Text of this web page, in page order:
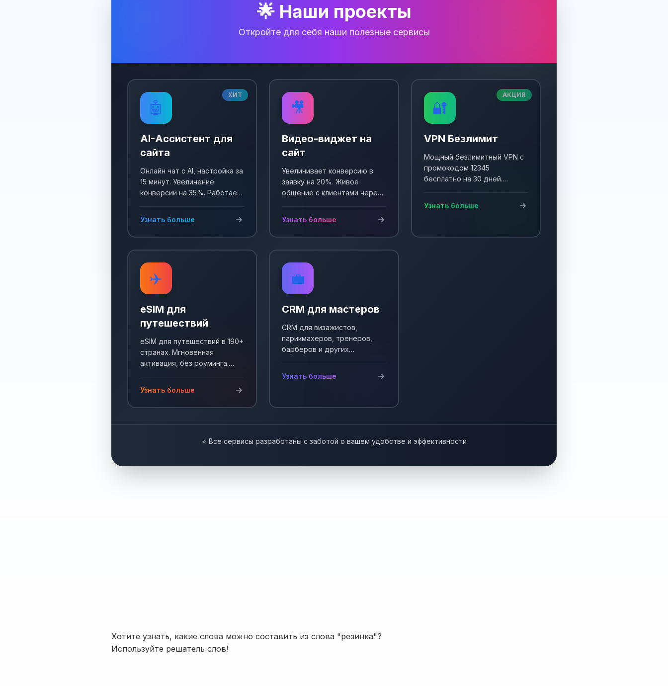
🌟 Наши проекты
Откройте для себя наши полезные сервисы
ХИТ
🤖
AI-Ассистент для
сайта
Онлайн чат с AI, настройка за
15 минут. Увеличение
конверсии на 35%. Работает
Узнать больше
🎥
Видео-виджет на
сайт
Увеличивает конверсию в
заявку на 20%. Живое
общение с клиентами через
Узнать больше
АКЦИЯ
🔐
VPN Безлимит
Мощный безлимитный VPN с
промокодом 12345
бесплатно на 30 дней.
Узнать больше
✈️
eSIM для
путешествий
eSIM для путешествий в 190+
странах. Мгновенная
активация, без роуминга.
Узнать больше
💼
CRM для мастеров
CRM для визажистов,
парикмахеров, тренеров,
барберов и других
Узнать больше
⭐ Все сервисы разработаны с заботой о вашем удобстве и эффективности
Хотите узнать, какие слова можно составить из слова "резинка"?
Используйте решатель слов!